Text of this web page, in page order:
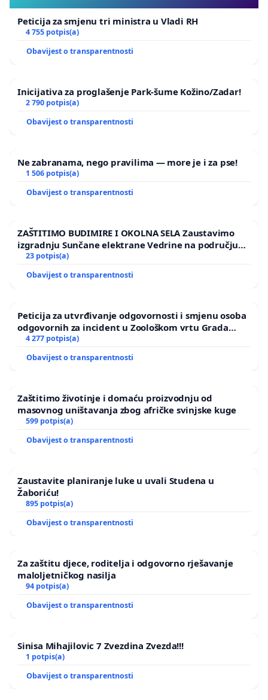
Peticija za smjenu tri ministra u Vladi RH
4 755 potpis(a)
Obavijest o transparentnosti
Inicijativa za proglašenje Park-šume Kožino/Zadar!
2 790 potpis(a)
Obavijest o transparentnosti
Ne zabranama, nego pravilima — more je i za pse!
1 506 potpis(a)
Obavijest o transparentnosti
ZAŠTITIMO BUDIMIRE I OKOLNA SELA Zaustavimo
izgradnju Sunčane elektrane Vedrine na području
Ugljana
23 potpis(a)
Obavijest o transparentnosti
Peticija za utvrđivanje odgovornosti i smjenu osoba
odgovornih za incident u Zoološkom vrtu Grada
Zagreba
4 277 potpis(a)
Obavijest o transparentnosti
Zaštitimo životinje i domaću proizvodnju od
masovnog uništavanja zbog afričke svinjske kuge
599 potpis(a)
Obavijest o transparentnosti
Zaustavite planiranje luke u uvali Studena u
Žaboriću!
895 potpis(a)
Obavijest o transparentnosti
Za zaštitu djece, roditelja i odgovorno rješavanje
maloljetničkog nasilja
94 potpis(a)
Obavijest o transparentnosti
Sinisa Mihajilovic 7 Zvezdina Zvezda!!!
1 potpis(a)
Obavijest o transparentnosti